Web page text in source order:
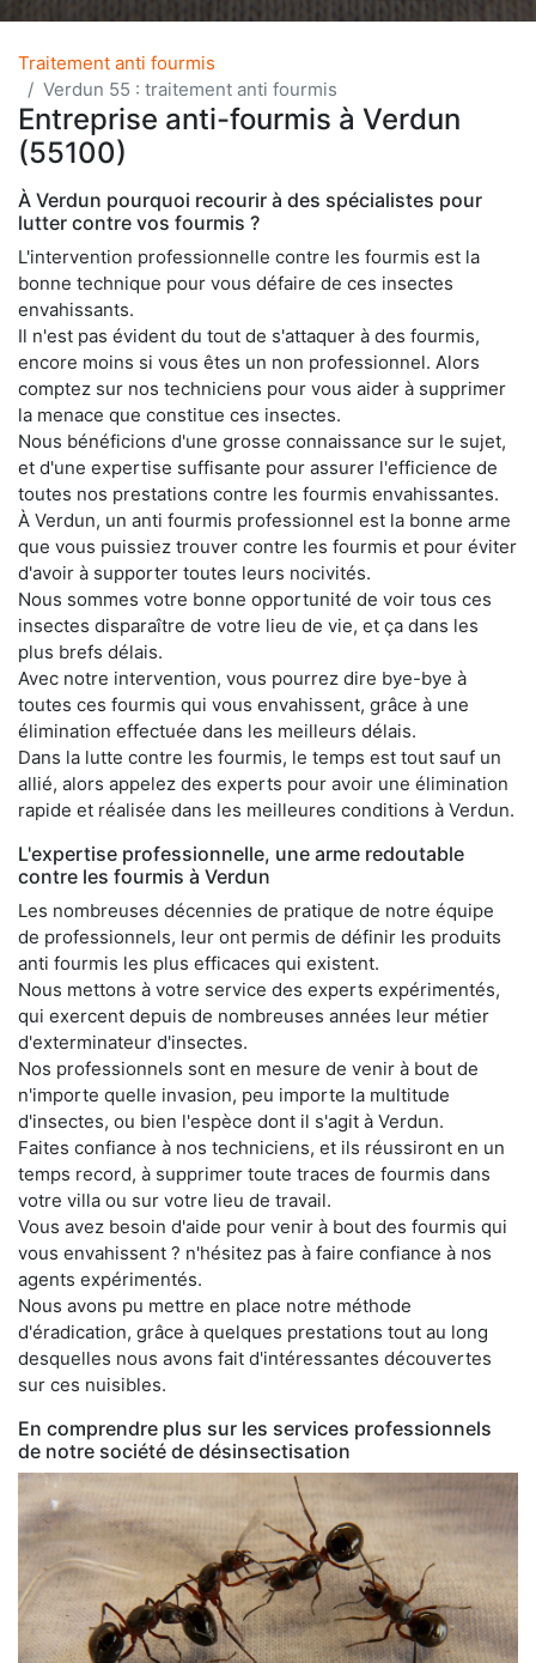
Traitement anti fourmis
Verdun 55 : traitement anti fourmis
Entreprise anti-fourmis à Verdun
(55100)
À Verdun pourquoi recourir à des spécialistes pour
lutter contre vos fourmis ?
L'intervention professionnelle contre les fourmis est la
bonne technique pour vous défaire de ces insectes
envahissants.
Il n'est pas évident du tout de s'attaquer à des fourmis,
encore moins si vous êtes un non professionnel. Alors
comptez sur nos techniciens pour vous aider à supprimer
la menace que constitue ces insectes.
Nous bénéficions d'une grosse connaissance sur le sujet,
et d'une expertise suffisante pour assurer l'efficience de
toutes nos prestations contre les fourmis envahissantes.
À Verdun, un anti fourmis professionnel est la bonne arme
que vous puissiez trouver contre les fourmis et pour éviter
d'avoir à supporter toutes leurs nocivités.
Nous sommes votre bonne opportunité de voir tous ces
insectes disparaître de votre lieu de vie, et ça dans les
plus brefs délais.
Avec notre intervention, vous pourrez dire bye-bye à
toutes ces fourmis qui vous envahissent, grâce à une
élimination effectuée dans les meilleurs délais.
Dans la lutte contre les fourmis, le temps est tout sauf un
allié, alors appelez des experts pour avoir une élimination
rapide et réalisée dans les meilleures conditions à Verdun.
L'expertise professionnelle, une arme redoutable
contre les fourmis à Verdun
Les nombreuses décennies de pratique de notre équipe
de professionnels, leur ont permis de définir les produits
anti fourmis les plus efficaces qui existent.
Nous mettons à votre service des experts expérimentés,
qui exercent depuis de nombreuses années leur métier
d'exterminateur d'insectes.
Nos professionnels sont en mesure de venir à bout de
n'importe quelle invasion, peu importe la multitude
d'insectes, ou bien l'espèce dont il s'agit à Verdun.
Faites confiance à nos techniciens, et ils réussiront en un
temps record, à supprimer toute traces de fourmis dans
votre villa ou sur votre lieu de travail.
Vous avez besoin d'aide pour venir à bout des fourmis qui
vous envahissent ? n'hésitez pas à faire confiance à nos
agents expérimentés.
Nous avons pu mettre en place notre méthode
d'éradication, grâce à quelques prestations tout au long
desquelles nous avons fait d'intéressantes découvertes
sur ces nuisibles.
En comprendre plus sur les services professionnels
de notre société de désinsectisation